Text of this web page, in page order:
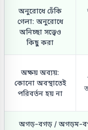
অনুরোধে ঢেঁকি
গেলা: অনুরোধে
অনিচ্ছা সত্ত্বেও
কিছু করা
অক্ষয় অব্যয়:
কোনো অবস্থাতেই
পরিবর্তন হয় না
অগড়-বগড় / অগড়ম-